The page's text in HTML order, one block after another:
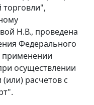
Н.В., проведена
Федерального
применении
осуществлении
расчетов с